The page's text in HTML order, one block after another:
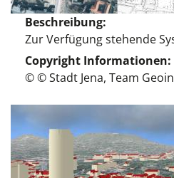
Beschreibung
Zur Verfügung stehende
Copyright Informationen
© © Stadt Jena, Team